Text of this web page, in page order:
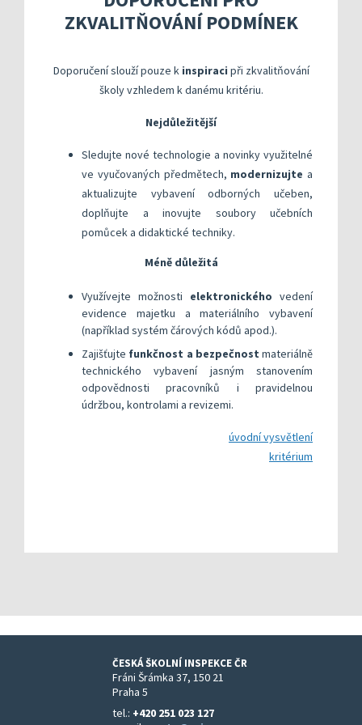
Další náměty pro realizaci vlastního hodnocení
Přehled nástrojů podle kritérií
Aktivní škola – podpora
Vybrané nástroje pro realizaci externího
Rok v ředitelně
Specifická
Příklady
ZKVALITŇOVÁNÍ PODMÍNEK
Doporučení slouží pouze k inspiraci při zkvalitňování
školy vzhledem k danému kritériu.
Nejdůležitější
Sledujte nové technologie a novinky využitelné
ve vyučovaných předmětech, modernizujte a
aktualizujte vybavení odborných učeben,
doplňujte a inovujte soubory učebních
pomůcek a didaktické techniky.
Méně důležitá
Využívejte možnosti elektronického vedení
evidence majetku a materiálního vybavení
(například systém čárových kódů apod.).
Zajišťujte funkčnost a bezpečnost materiálně
technického vybavení jasným stanovením
odpovědnosti pracovníků i pravidelnou
údržbou, kontrolami a revizemi.
úvodní vysvětlení
kritérium
ČESKÁ ŠKOLNÍ INSPEKCE ČR
Fráni Šrámka 37, 150 21
Praha 5
tel.: +420 251 023 127